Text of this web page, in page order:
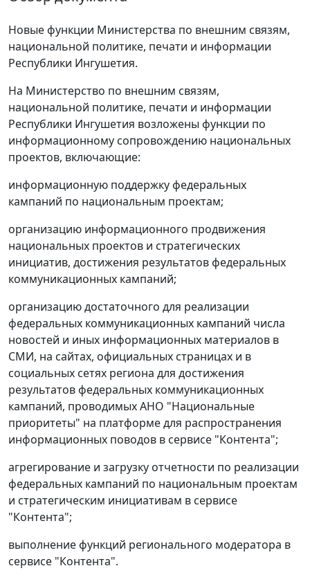
Новые функции Министерства по внешним связям,
национальной политике, печати и информации
Республики Ингушетия.
На Министерство по внешним связям,
национальной политике, печати и информации
Республики Ингушетия возложены функции по
информационному сопровождению национальных
проектов, включающие:
информационную поддержку федеральных
кампаний по национальным проектам;
организацию информационного продвижения
национальных проектов и стратегических
инициатив, достижения результатов федеральных
коммуникационных кампаний;
организацию достаточного для реализации
федеральных коммуникационных кампаний числа
новостей и иных информационных материалов в
СМИ, на сайтах, официальных страницах и в
социальных сетях региона для достижения
результатов федеральных коммуникационных
кампаний, проводимых АНО "Национальные
приоритеты" на платформе для распространения
информационных поводов в сервисе "Контента";
агрегирование и загрузку отчетности по реализации
федеральных кампаний по национальным проектам
и стратегическим инициативам в сервисе
"Контента";
выполнение функций регионального модератора в
сервисе "Контента".